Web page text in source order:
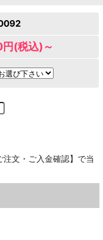
(税込)～
注文・ご入金確認】で当